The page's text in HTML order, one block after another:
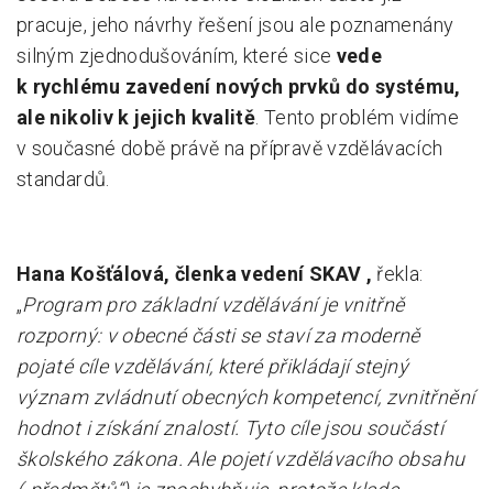
pracuje, jeho návrhy řešení jsou ale poznamenány
silným zjednodušováním, které sice vede
k rychlému zavedení nových prvků do systému,
ale nikoliv k jejich kvalitě . Tento problém vidíme
v současné době právě na přípravě vzdělávacích
standardů.
Hana Košťálová, členka vedení SKAV , řekla:
„Program pro základní vzdělávání je vnitřně
rozporný: v obecné části se staví za moderně
pojaté cíle vzdělávání, které přikládají stejný
význam zvládnutí obecných kompetencí, zvnitřnění
hodnot i získání znalostí. Tyto cíle jsou součástí
školského zákona. Ale pojetí vzdělávacího obsahu